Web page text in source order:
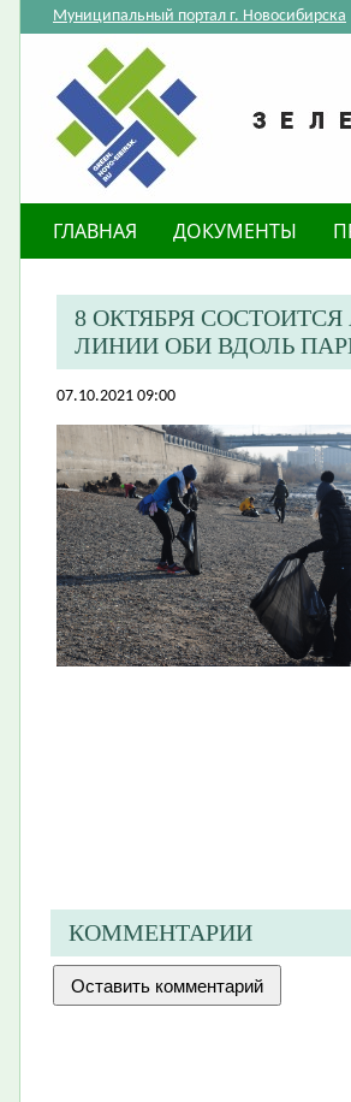
Муниципальный портал г. Новосибирска
ГЛАВНАЯ ДОКУМЕНТЫ
8 ОКТЯБРЯ
ЛИНИИ ОБИ ВДОЛЬ
07.10.2021 09:00
КОММЕНТАРИИ